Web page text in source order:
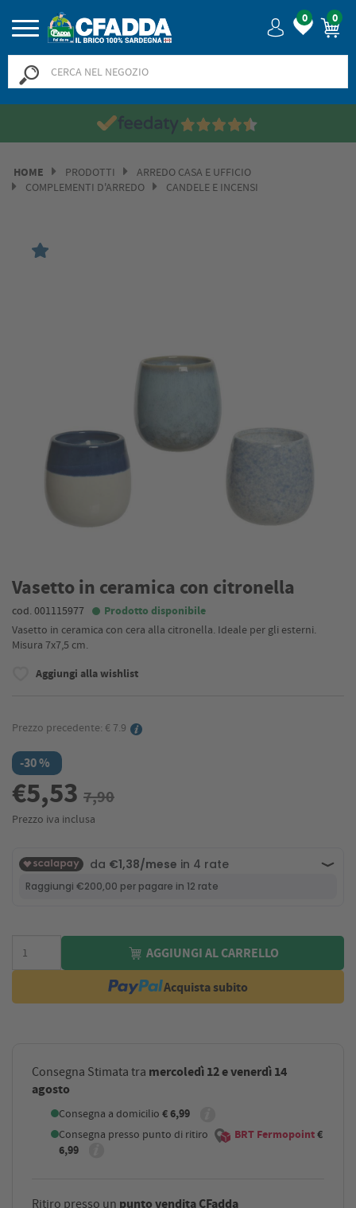
0 0
HOME PRODOTTI
ARREDO CASA E UFFICIO
COMPLEMENTI D'ARREDO
CANDELE E INCENSI
Vasetto in ceramica con citronella
cod. 001115977 Prodotto disponibile
Vasetto in ceramica con cera alla citronella. Ideale per gli esterni.
Misura 7x7,5 cm.
Aggiungi alla wishlist
Prezzo precedente: € 7.9
€5,53 7,90
-30 %
Prezzo iva inclusa
AGGIUNGI AL CARRELLO
Acquista subito
Consegna Stimata tra mercoledì 12 e venerdì 14
agosto
Consegna a domicilio € 6,99
Consegna presso punto di ritiro BRT Fermopoint€
6,99
Ritiro presso un punto vendita CFadda